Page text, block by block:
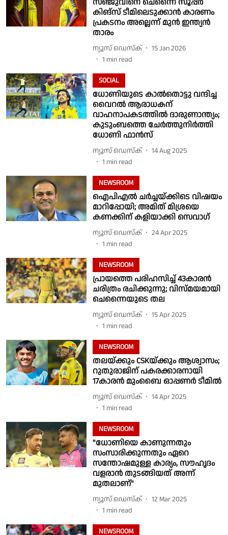
സഞ്ജുവിനെ ചെന്നൈ സൂപ്പർ
കിങ്സ് ടീമിലെടുക്കാൻ കാരണം
പ്രകടനം അല്ലെന്ന് മുൻ ഇന്ത്യൻ
താരം
ന്യൂസ് ഡെസ്ക്
15 Jan 2026
1 min read
SOCIAL
ധോണിയുടെ കാൽതൊട്ടു വന്ദിച്ച
വൈറൽ ആരാധകന്
വാഹനാപകടത്തിൽ ദാരുണാന്ത്യം;
കുടുംബത്തെ ചേർത്തുനിർത്തി
ധോണി ഫാൻസ്
ന്യൂസ് ഡെസ്ക്
14 Aug 2025
1 min read
NEWSROOM
ഐപിഎൽ ചർച്ചയ്ക്കിടെ വിഷയം
മാറിപ്പോയി; അമിത് മിശ്രയെ
കണക്കിന് കളിയാക്കി സെവാഗ്
ന്യൂസ് ഡെസ്ക്
24 Apr 2025
1 min read
NEWSROOM
പ്രായത്തെ പരിഹസിച്ച് 43കാരൻ
ചരിത്രം രചിക്കുന്നു; വിസ്മയമായി
ചെന്നൈയുടെ തല
ന്യൂസ് ഡെസ്ക്
15 Apr 2025
1 min read
NEWSROOM
തലയ്ക്കും CSKയ്ക്കും ആശ്വാസം;
റുതുരാജിന് പകരക്കാരനായി
17കാരൻ മുംബൈ ഓപ്പണർ ടീമിൽ
ന്യൂസ് ഡെസ്ക്
14 Apr 2025
1 min read
NEWSROOM
"ധോണിയെ കാണുന്നതും
സംസാരിക്കുന്നതും ഏറെ
സന്തോഷമുള്ള കാര്യം, സൗഹൃദം
വളരാൻ തുടങ്ങിയത് അന്ന്
മുതലാണ്"
ന്യൂസ് ഡെസ്ക്
12 Mar 2025
1 min read
NEWSROOM